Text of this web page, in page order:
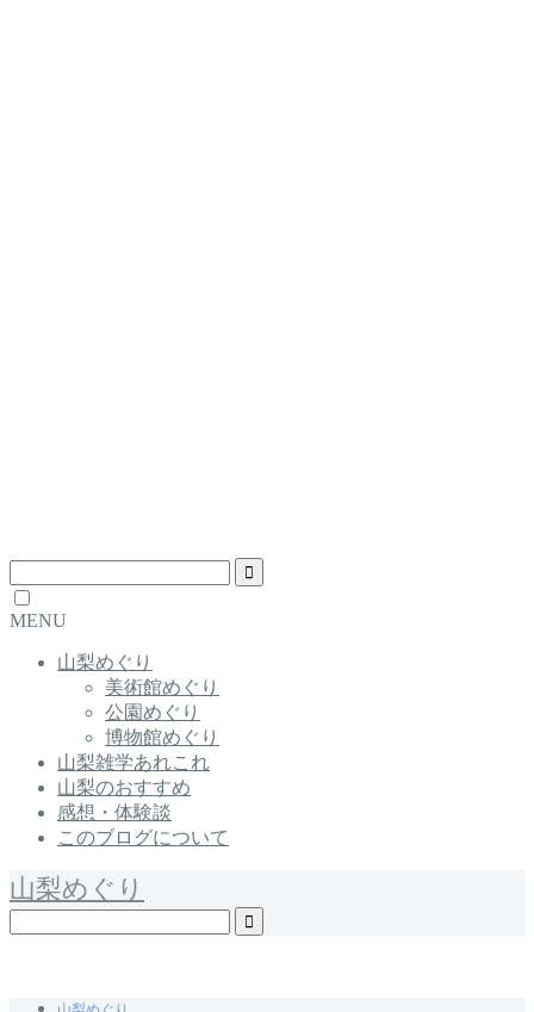
MENU
山梨めぐり
美術館めぐり
公園めぐり
博物館めぐり
山梨雑学あれこれ
山梨のおすすめ
感想・体験談
このブログについて
山梨めぐり